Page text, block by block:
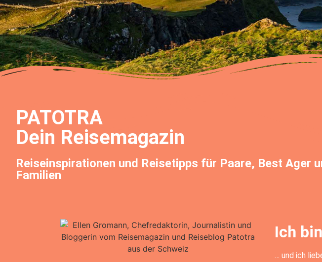
PATOTRA
Dein Reisemagazin
Reiseinspirationen und Reisetipps für Paare, Best Ager
Familien
Ich
… und ich